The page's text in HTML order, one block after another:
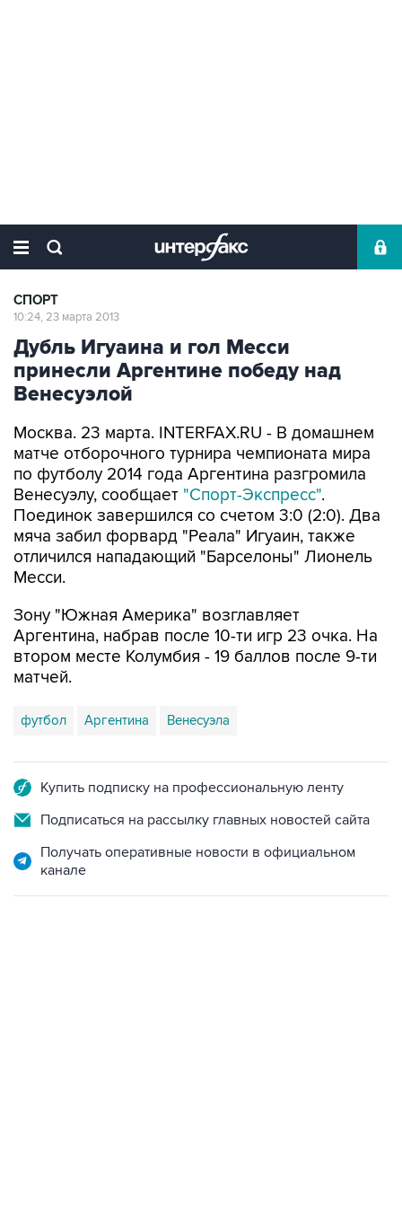
СПОРТ
10:24, 23 марта 2013
Дубль Игуаина и гол Месси
принесли Аргентине победу над
Венесуэлой
Москва. 23 марта. INTERFAX.RU - В домашнем
матче отборочного турнира чемпионата мира
по футболу 2014 года Аргентина разгромила
Венесуэлу, сообщает "Спорт-Экспресс".
Поединок завершился со счетом 3:0 (2:0). Два
мяча забил форвард "Реала" Игуаин, также
отличился нападающий "Барселоны" Лионель
Месси.
Зону "Южная Америка" возглавляет
Аргентина, набрав после 10-ти игр 23 очка. На
втором месте Колумбия - 19 баллов после 9-ти
матчей.
футбол Аргентина Венесуэла
Купить подписку на профессиональную ленту
Подписаться на рассылку главных новостей сайта
Получать оперативные новости в официальном
канале